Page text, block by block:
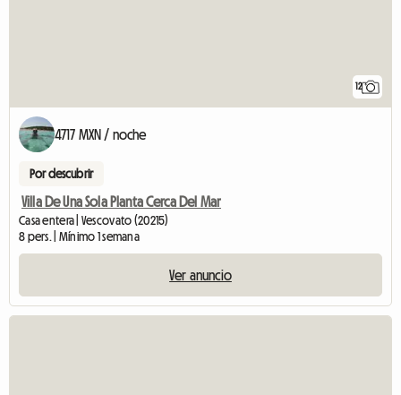
12
4717 MXN / noche
Por descubrir
Villa De Una Sola Planta Cerca Del Mar
Casa entera | Vescovato (20215)
8 pers. | Mínimo 1 semana
Ver anuncio